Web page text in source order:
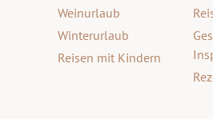
Weinurlaub
Winterurlaub
Reisen mit Kindern